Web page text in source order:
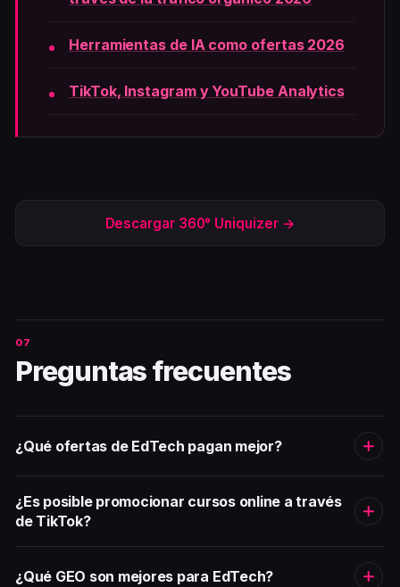
Herramientas de IA como ofertas 2026
TikTok, Instagram y YouTube Analytics
Descargar 360° Uniquizer →
Preguntas frecuentes
¿Qué ofertas de EdTech pagan mejor?
¿Es posible promocionar cursos online a través
de TikTok?
¿Qué GEO son mejores para EdTech?